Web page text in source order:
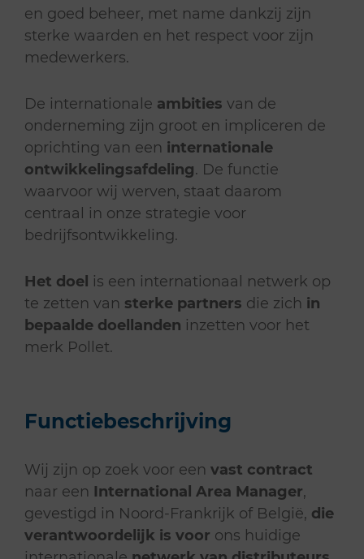
en goed beheer, met name dankzij zijn
sterke waarden en het respect voor zijn
medewerkers.
De internationale ambities van de
onderneming zijn groot en impliceren de
oprichting van een internationale
ontwikkelingsafdeling. De functie
waarvoor wij werven, staat daarom
centraal in onze strategie voor
bedrijfsontwikkeling.
Het doel is een internationaal netwerk op
te zetten van sterke partners die zich in
bepaalde doellanden inzetten voor het
merk Pollet.
Functiebeschrijving
Wij zijn op zoek voor een vast contract
naar een International Area Manager,
gevestigd in Noord-Frankrijk of België, die
verantwoordelijk is voor ons huidige